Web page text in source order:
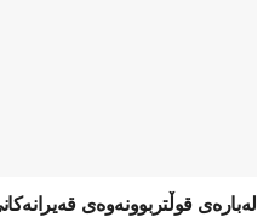
لەبارەی قوڵتربوونەوەی